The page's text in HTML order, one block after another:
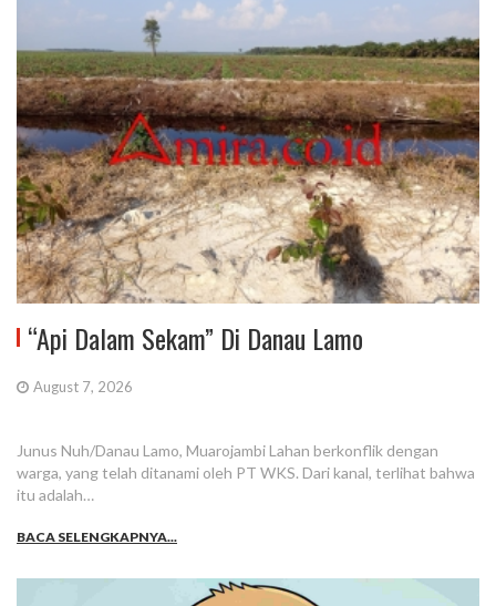
“Api Dalam Sekam” Di Danau Lamo
August 7, 2026
Junus Nuh/Danau Lamo, Muarojambi Lahan berkonflik dengan
warga, yang telah ditanami oleh PT WKS. Dari kanal, terlihat bahwa
itu adalah…
BACA SELENGKAPNYA...